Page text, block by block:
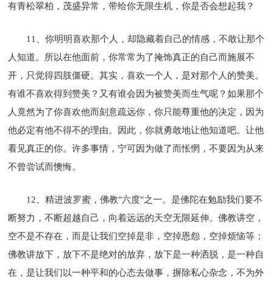
有青松翠柏，茂盛异常，带给你无限生机，你是否会想起我？
11、你明明喜欢那个人，却隐藏着自己的情感，不敢让那个
人知道。所以在他面前，你常常为了掩饰真正的自己而施展不
开，只觉得四肢僵硬。其实，喜欢一个人，是对那个人的赞美。
有谁不喜欢得到赞美？又有谁会因为被赞美而生气呢？如果那个
人竟然为了你喜欢他而刻意疏远你，你只能尊重他的决定，因为
他必定有他不得不的理由。因此，你就勇敢地让他知道吧。让他
看见真正的你。许多事情，宁可因为做了而怅惘，不要因为从来
不曾尝试而懊悔。
12、精进波罗蜜，佛教"六度"之一。是佛陀在勉励我们要不
断努力，不断超越自己，向着远远的天空无限延伸。佛教讲空，
空不是不存在，而是让我们空掉是非，空掉恩怨，空掉烦恼等；
佛教讲放下，放下不是绝对的放弃，放下是一种洒脱，是一种自
在，是让我们以一种平和的心态去做事，摒除私心杂念，不为外